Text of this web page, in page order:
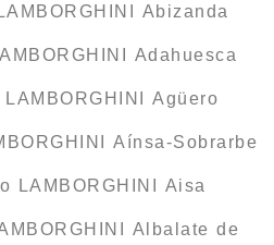
Abizanda
Adahuesca
Agüero
Aínsa-Sobrarbe
LAMBORGHINI Aisa
Albalate de